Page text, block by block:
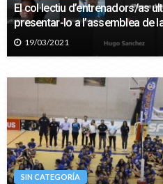
El col·lectiu d’entrenadors/as
presentar-lo a l’assemblea de
19/03/2021
SIN CATEGORÍA